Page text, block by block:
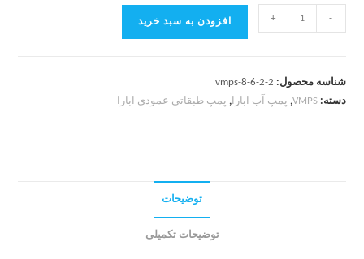
-
+ افزودن به سبد خرید
شناسه محصول: vmps-8-6-2-2
دسته:VMPS
, پمپ آب ابارا, پمپ طبقاتی عمودی ابارا
توضیحات
توضیحات تکمیلی